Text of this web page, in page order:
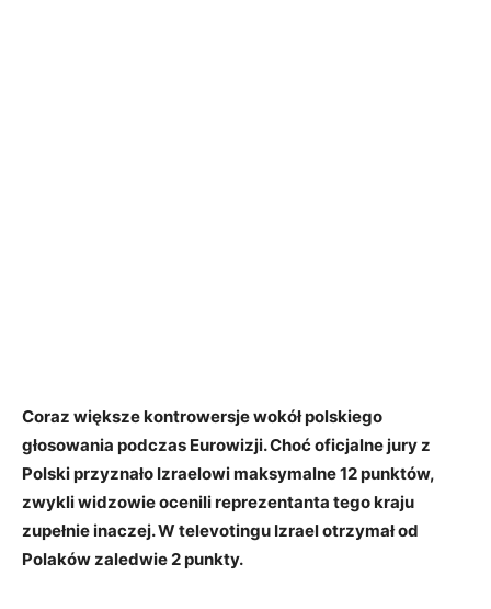
Coraz większe kontrowersje wokół polskiego
głosowania podczas Eurowizji. Choć oficjalne jury z
Polski przyznało Izraelowi maksymalne 12 punktów,
zwykli widzowie ocenili reprezentanta tego kraju
zupełnie inaczej. W televotingu Izrael otrzymał od
Polaków zaledwie 2 punkty.